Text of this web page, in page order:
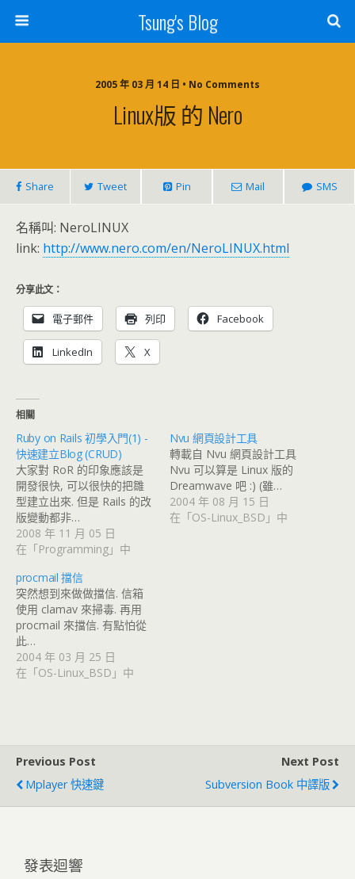
Tsung's Blog
2005 年 03 月 14 日 • No Comments
Linux版 的 Nero
Share Tweet Pin Mail SMS
名稱叫: NeroLINUX
link: http://www.nero.com/en/NeroLINUX.html
分享此文：
電子郵件 列印 Facebook
LinkedIn X
相關
Ruby on Rails 初學入門(1) -
快速建立Blog (CRUD)
大家對 RoR 的印象應該是
開發很快, 可以很快的把雛
型建立出來. 但是 Rails 的改
版變動都非…
2008 年 11 月 05 日
在「Programming」中
Nvu 網頁設計工具
轉載自 Nvu 網頁設計工具
Nvu 可以算是 Linux 版的
Dreamwave 吧 :) (雖…
2004 年 08 月 15 日
在「OS-Linux_BSD」中
procmail 擋信
突然想到來做做擋信. 信箱
使用 clamav 來掃毒. 再用
procmail 來擋信. 有點怕從
此…
2004 年 03 月 25 日
在「OS-Linux_BSD」中
Previous Post
Mplayer 快速鍵
Next Post
Subversion Book 中譯版
發表迴響